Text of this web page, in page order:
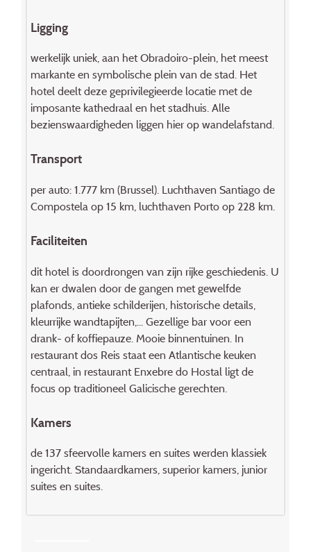
Ligging
werkelijk uniek, aan het Obradoiro-plein, het meest
markante en symbolische plein van de stad. Het
hotel deelt deze geprivilegieerde locatie met de
imposante kathedraal en het stadhuis. Alle
bezienswaardigheden liggen hier op wandelafstand.
Transport
per auto: 1.777 km (Brussel). Luchthaven Santiago de
Compostela op 15 km, luchthaven Porto op 228 km.
Faciliteiten
dit hotel is doordrongen van zijn rijke geschiedenis. U
kan er dwalen door de gangen met gewelfde
plafonds, antieke schilderijen, historische details,
kleurrijke wandtapijten,... Gezellige bar voor een
drank- of koffiepauze. Mooie binnentuinen. In
restaurant dos Reis staat een Atlantische keuken
centraal, in restaurant Enxebre do Hostal ligt de
focus op traditioneel Galicische gerechten.
Kamers
de 137 sfeervolle kamers en suites werden klassiek
ingericht. Standaardkamers, superior kamers, junior
suites en suites.